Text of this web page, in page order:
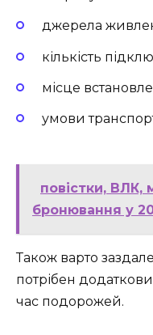
джерела
кількість
місце
умови
повістки, ВЛК,
бронювання у
Також варто
потрібен
час подорожей.